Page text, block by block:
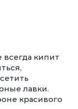
кипит
лавки.
красивого